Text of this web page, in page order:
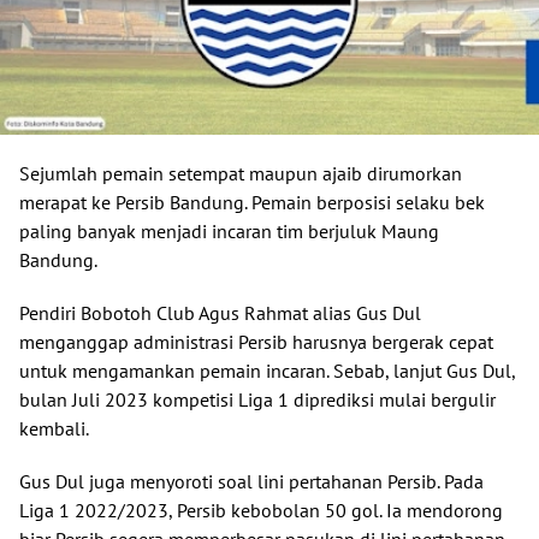
Sejumlah pemain setempat maupun ajaib dirumorkan
merapat ke Persib Bandung. Pemain berposisi selaku bek
paling banyak menjadi incaran tim berjuluk Maung
Bandung.
Pendiri Bobotoh Club Agus Rahmat alias Gus Dul
menganggap administrasi Persib harusnya bergerak cepat
untuk mengamankan pemain incaran. Sebab, lanjut Gus Dul,
bulan Juli 2023 kompetisi Liga 1 diprediksi mulai bergulir
kembali.
Gus Dul juga menyoroti soal lini pertahanan Persib. Pada
Liga 1 2022/2023, Persib kebobolan 50 gol. Ia mendorong